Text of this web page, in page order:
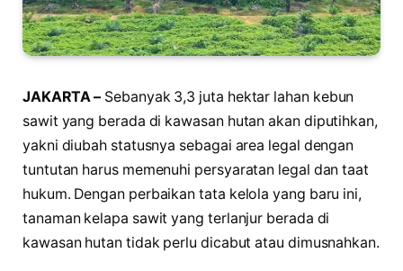
JAKARTA – Sebanyak 3,3 juta hektar lahan kebun
sawit yang berada di kawasan hutan akan diputihkan,
yakni diubah statusnya sebagai area legal dengan
tuntutan harus memenuhi persyaratan legal dan taat
hukum. Dengan perbaikan tata kelola yang baru ini,
tanaman kelapa sawit yang terlanjur berada di
kawasan hutan tidak perlu dicabut atau dimusnahkan.